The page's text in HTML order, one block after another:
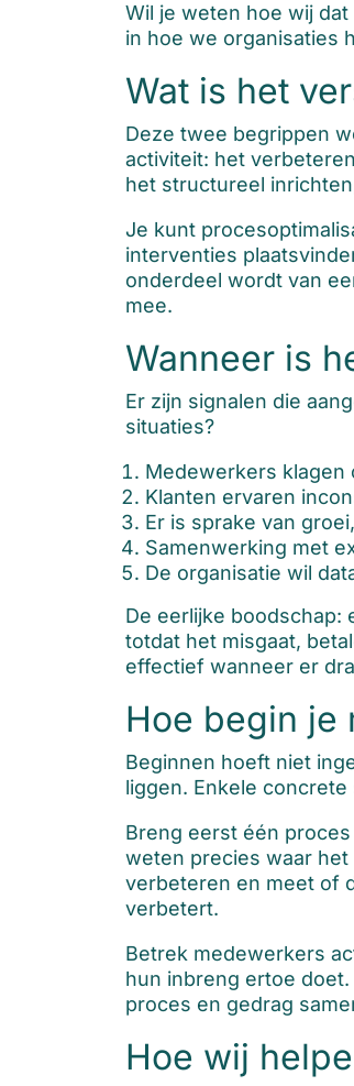
Wil je weten hoe wij
in hoe we organisaties
Wat is het
Deze twee begrippen
activiteit: het
het structureel
Je kunt
interventies
onderdeel wordt van
mee.
Wanneer is
Er zijn signalen die
situaties?
Medewerkers
Klanten ervaren
Er is sprake van
Samenwerking met
De organisatie wil
De eerlijke boodschap:
totdat het misgaat,
effectief wanneer er
Hoe begin je
Beginnen hoeft niet
liggen. Enkele
Breng eerst één
weten precies waar
verbeteren en meet of
verbetert.
Betrek medewerkers
hun inbreng ertoe
proces en gedrag
Hoe wij